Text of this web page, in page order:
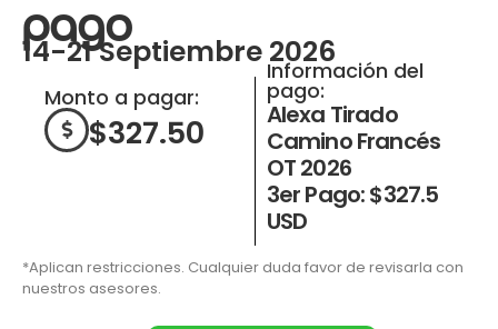
pago
14-21 Septiembre 2026
Monto a pagar:
$327.50
Información del
pago:
Alexa Tirado
Camino Francés
OT 2026
3er Pago: $327.5
USD
*Aplican restricciones. Cualquier duda favor de revisarla con
nuestros asesores.